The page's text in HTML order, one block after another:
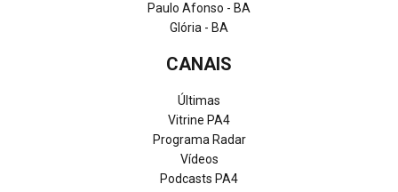
Paulo Afonso - BA
Glória - BA
CANAIS
Últimas
Vitrine PA4
Programa Radar
Vídeos
Podcasts PA4